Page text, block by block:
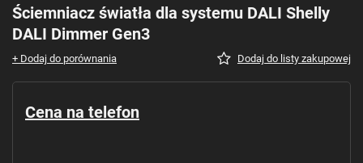
Ściemniacz światła dla systemu DALI Shelly
DALI Dimmer Gen3
+ Dodaj do porównania Dodaj do listy zakupowej
Cena na telefon